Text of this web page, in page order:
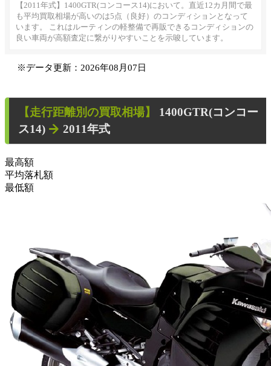
【2011年式】1400GTR(コンコース14)において。直近12カ月間で最
も平均買取相場が高いのは5点（良好）のコンディションとなって
います。 これはルーティンの軽整備で再販できるコンディションの
良い車両が高額査定に繋がりやすいことを示唆しています。
※データ更新：2026年08月07日
【走行距離別の買取相場】
1400GTR(コンコー
ス14)
2011年式
最高額
平均落札額
最低額